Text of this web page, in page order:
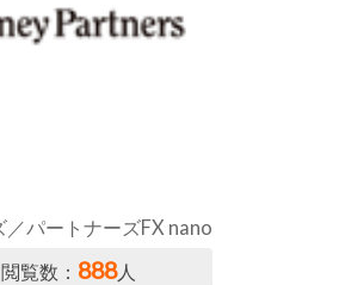
パートナーズFX nano
覧数： 888人